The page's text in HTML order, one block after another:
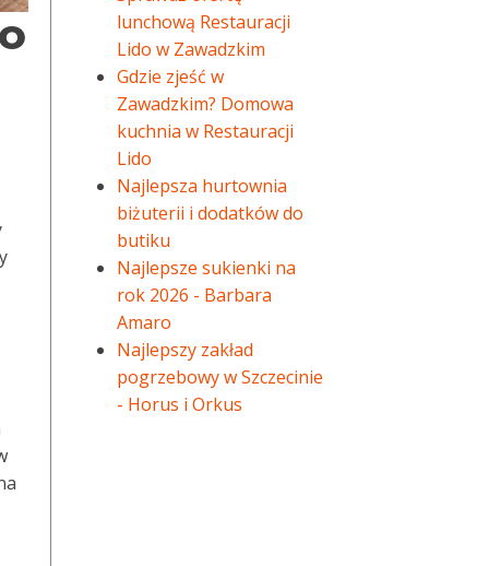
lunchową Restauracji
Lido w Zawadzkim
Gdzie zjeść w
Zawadzkim? Domowa
kuchnia w Restauracji
Lido
Najlepsza hurtownia
biżuterii i dodatków do
butiku
Najlepsze sukienki na
rok 2026 - Barbara
Amaro
Najlepszy zakład
pogrzebowy w Szczecinie
- Horus i Orkus